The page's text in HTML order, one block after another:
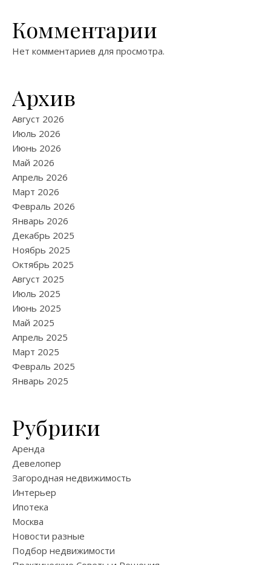
Комментарии
Нет комментариев для просмотра.
Архив
Август 2026
Июль 2026
Июнь 2026
Май 2026
Апрель 2026
Март 2026
Февраль 2026
Январь 2026
Декабрь 2025
Ноябрь 2025
Октябрь 2025
Август 2025
Июль 2025
Июнь 2025
Май 2025
Апрель 2025
Март 2025
Февраль 2025
Январь 2025
Рубрики
Аренда
Девелопер
Загородная недвижимость
Интерьер
Ипотека
Москва
Новости разные
Подбор недвижимости